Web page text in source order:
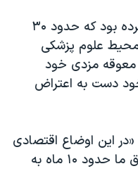
ایلنا همچنین سوم تیرماه اعلام کرده بود که حدود ۳۰
علوم پزشکی
معوقه مزدی خود
دست به اعتراض
«در این اوضاع اقتصادی
که قیمت اجناس گران شده، حقوق ما حدود ۱۰ ماه به